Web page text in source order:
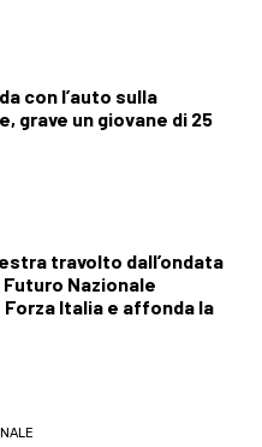
con l’auto sulla
grave un giovane di 25
travolto dall’ondata
Nazionale
Forza Italia e affonda la